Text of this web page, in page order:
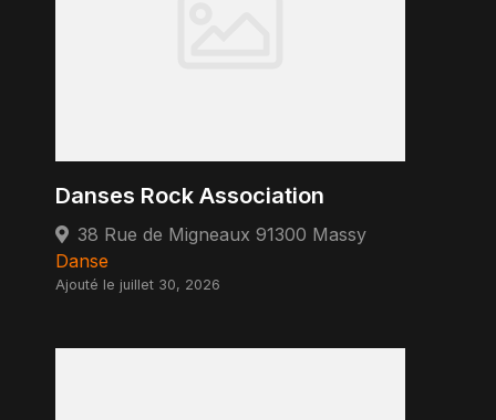
Danses Rock Association
38 Rue de Migneaux 91300 Massy
Danse
Ajouté le juillet 30, 2026